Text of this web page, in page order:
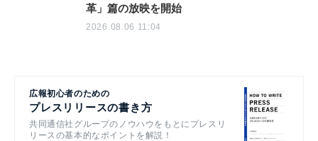
革」篇の放映を開始
2026.08.06 11:04
広報初心者のための
プレスリリースの書き方
共同通信社グループのノウハウをもとにプレスリ
リースの基本的なポイントを解説！